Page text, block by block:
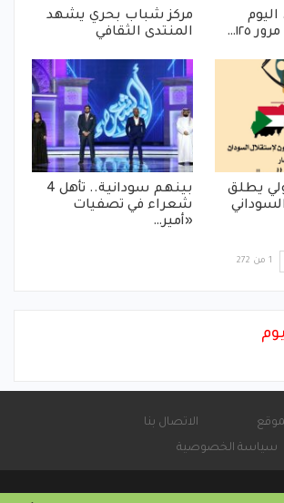
١٢٥…
مركز شباب بحري يشهد
المنتدى الثقافي
يطلق
بينهم سودانية.. تأهل 4
شعراء في تصفيات
«أمير…
1 من 272
الاتصال بنا
سياسة الخصوصية